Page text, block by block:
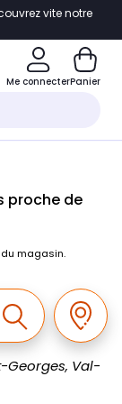
vite notre
Me connecterPanier
proche de
magasin.
Effectuer la
Georges, Val-